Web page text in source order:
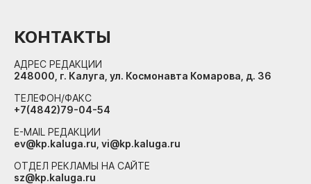
КОНТАКТЫ
АДРЕС РЕДАКЦИИ
248000, г. Калуга, ул. Космонавта Комарова, д. 36
ТЕЛЕФОН/ФАКС
+7(4842)79-04-54
E-MAIL РЕДАКЦИИ
ev@kp.kaluga.ru, vi@kp.kaluga.ru
ОТДЕЛ РЕКЛАМЫ НА САЙТЕ
sz@kp.kaluga.ru